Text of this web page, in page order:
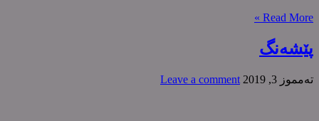
Read More »
پێشەنگ
ته‌مموز 3, 2019 Leave a comment